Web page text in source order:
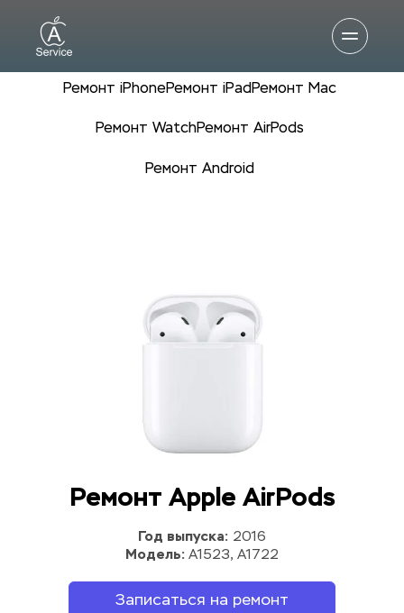
Ремонт iPhoneРемонт iPad Ремонт Mac
Ремонт WatchРемонт AirPods
Ремонт Android
Ремонт Apple AirPods
Год выпуска: 2016
Модель: A1523, A1722
Записаться на ремонт